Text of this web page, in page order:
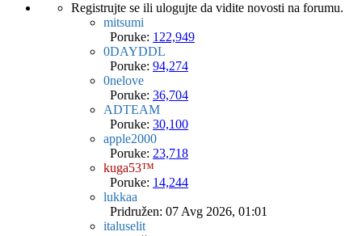
Registrujte se ili ulogujte da vidite novosti na forumu.
mitsumi
Poruke: 122,949
0DAYDDL
Poruke: 94,274
0nelove
Poruke: 36,704
ADTEAM
Poruke: 30,100
apple2000
Poruke: 23,718
kuga53™
Poruke: 14,244
lukkaa
Pridružen: 07 Avg 2026, 01:01
italuselit